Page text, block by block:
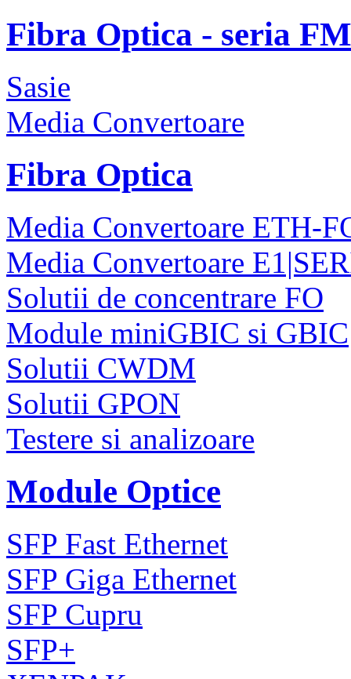
Fibra Optica - seria
Sasie
Media Convertoare
Fibra Optica
Media Convertoare ETH-
Media Convertoare
Solutii de concentrare FO
Module miniGBIC si GBIC
Solutii CWDM
Solutii GPON
Testere si analizoare
Module Optice
SFP Fast Ethernet
SFP Giga Ethernet
SFP Cupru
SFP+